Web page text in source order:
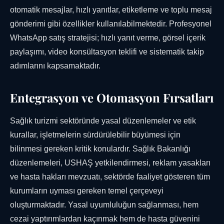
otomatik mesajlar, hızlı yanıtlar, etiketleme ve toplu mesaj
gönderimi gibi özellikler kullanılabilmektedir. Profesyonel
WhatsApp satış stratejisi; hızlı yanıt verme, görsel içerik
paylaşımı, video konsültasyon teklifi ve sistematik takip
adımlarını kapsamaktadır.
Entegrasyon ve Otomasyon Fırsatları
Sağlık turizmi sektöründe yasal düzenlemeler ve etik
kurallar, işletmelerin sürdürülebilir büyümesi için
bilinmesi gereken kritik konulardır. Sağlık Bakanlığı
düzenlemeleri, USHAŞ yetkilendirmesi, reklam yasakları
ve hasta hakları mevzuatı, sektörde faaliyet gösteren tüm
kurumların uyması gereken temel çerçeveyi
oluşturmaktadır. Yasal uyumluluğun sağlanması, hem
cezai yaptırımlardan kaçınmak hem de hasta güvenini